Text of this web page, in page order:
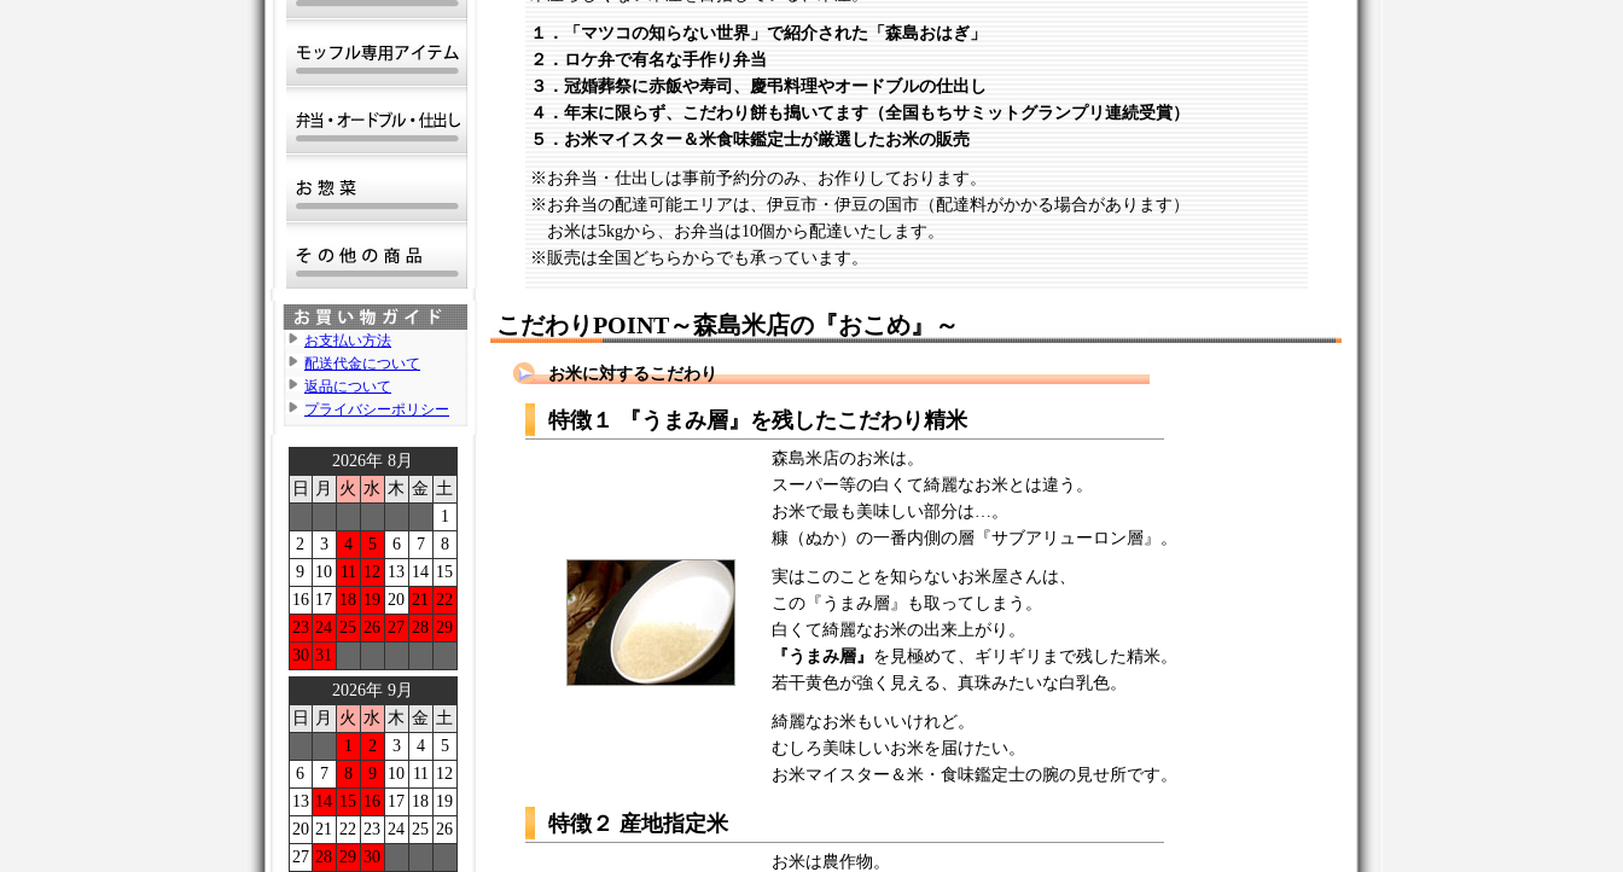
お支払い方法
配送代金について
返品について
プライバシーポリシー
2026年 8月
日
月 火 水 木 金 土
1
2
3 4 5 6 7
8
9
10 11 12 13 14 15
16 17 18 19 20 21 22
23 24 25 26 27 28 29
30 31
2026年 9月
日
月 火 水 木 金 土
1
2 3 4
5
6
7 8 9 10 11 12
13 14 15 16 17 18 19
20 21 22 23 24 25 26
27 28 29 30
１．「マツコの知らない世界」で紹介された「森島おはぎ」
２．ロケ弁で有名な手作り弁当
３．冠婚葬祭に赤飯や寿司、慶弔料理やオードブルの仕出し
４．年末に限らず、こだわり餅も搗いてます（全国もちサミットグランプリ連続受賞）
５．お米マイスター＆米食味鑑定士が厳選したお米の販売
※お弁当・仕出しは事前予約分のみ、お作りしております。
※お弁当の配達可能エリアは、伊豆市・伊豆の国市（配達料がかかる場合があります）
お米は5kgから、お弁当は10個から配達いたします。
※販売は全国どちらからでも承っています。
こだわりPOINT～森島米店の『おこめ』～
お米に対するこだわり
特徴１ 『うまみ層』を残したこだわり精米
森島米店のお米は。
スーパー等の白くて綺麗なお米とは違う。
お米で最も美味しい部分は…。
糠（ぬか）の一番内側の層『サブアリューロン層』。
実はこのことを知らないお米屋さんは、
この『うまみ層』も取ってしまう。
白くて綺麗なお米の出来上がり。
『うまみ層』 を見極めて、ギリギリまで残した精米。
若干黄色が強く見える、真珠みたいな白乳色。
綺麗なお米もいいけれど。
むしろ美味しいお米を届けたい。
お米マイスター＆米・食味鑑定士の腕の見せ所です。
特徴２ 産地指定米
お米は農作物。